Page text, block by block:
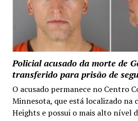
Policial acusado da morte de
transferido para prisão de
O acusado permanece no Centro
Minnesota, que está localizado na
Heights e possui o mais alto nível